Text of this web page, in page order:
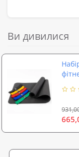
Ви дивилися